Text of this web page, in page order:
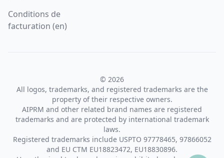
Conditions de
facturation (en)
© 2026
All logos, trademarks, and registered trademarks are the
property of their respective owners.
AIPRM and other related brand names are registered
trademarks and are protected by international trademark
laws.
Registered trademarks include USPTO 97778465, 97866052
and EU CTM EU18823472, EU18830896.